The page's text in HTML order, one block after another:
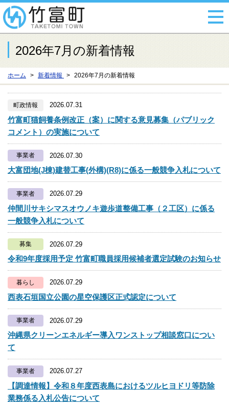
2026年7月の新着情報
ホーム 新着情報 2026年7月の新着情報
町政情報 2026.07.31
竹富町猫飼養条例改正（案）に関する意見募集（パブリック
コメント）の実施について
事業者 2026.07.30
大富団地(J棟)建替工事(外構)(R8)に係る一般競争入札について
事業者 2026.07.29
仲間川サキシマスオウノキ遊歩道整備工事（２工区）に係る
一般競争入札について
募集 2026.07.29
令和9年度採用予定 竹富町職員採用候補者選定試験のお知らせ
暮らし 2026.07.29
西表石垣国立公園の星空保護区正式認定について
事業者 2026.07.29
沖縄県クリーンエネルギー導入ワンストップ相談窓口につい
て
事業者 2026.07.27
【調達情報】令和８年度西表島におけるツルヒヨドリ等防除
業務係る入札公告について